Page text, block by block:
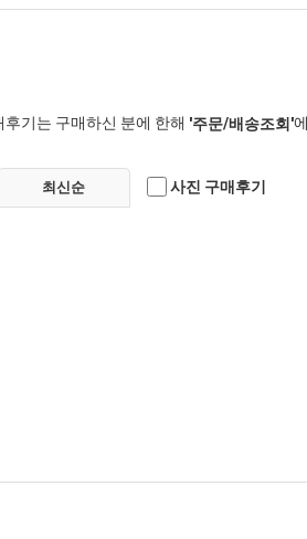
기는 구매하신 분에 한해 '주문/배송조회'
최신순 사진 구매후기